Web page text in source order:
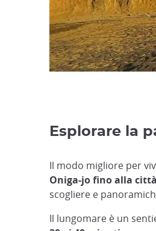
Esplorare la
Il modo migliore per
Oniga-jo fino alla
scogliere e
Il lungomare è un